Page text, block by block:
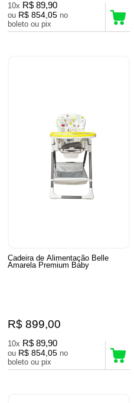
10x R$ 89,90
ou R$ 854,05 no
boleto ou pix
Cadeira de Alimentação Belle
Amarela Premium Baby
R$ 899,00
10x R$ 89,90
ou R$ 854,05 no
boleto ou pix